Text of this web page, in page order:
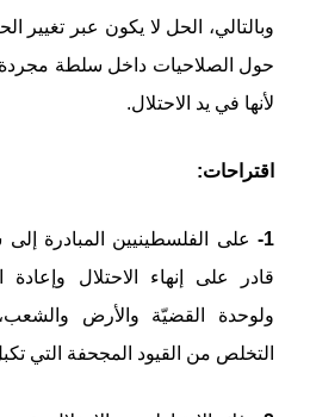
وبالتالي، الحل لا يكون عبر تغيير
حول الصلاحيات داخل سلطة مجردة
لأنها في يد الاحتلال.
اقتراحات:
1-
على الفلسطينيين المبادرة
قادر على إنهاء الاحتلال
ولوحدة القضيّة والأرض
التخلص من القيود المجحفة التي